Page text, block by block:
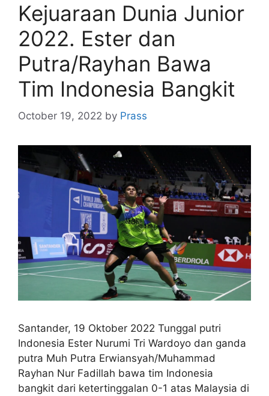
Kejuaraan Dunia Junior
2022. Ester dan
Putra/Rayhan Bawa
Tim Indonesia Bangkit
October 19, 2022 by Prass
Santander, 19 Oktober 2022 Tunggal putri
Indonesia Ester Nurumi Tri Wardoyo dan ganda
putra Muh Putra Erwiansyah/Muhammad
Rayhan Nur Fadillah bawa tim Indonesia
bangkit dari ketertinggalan 0-1 atas Malaysia di